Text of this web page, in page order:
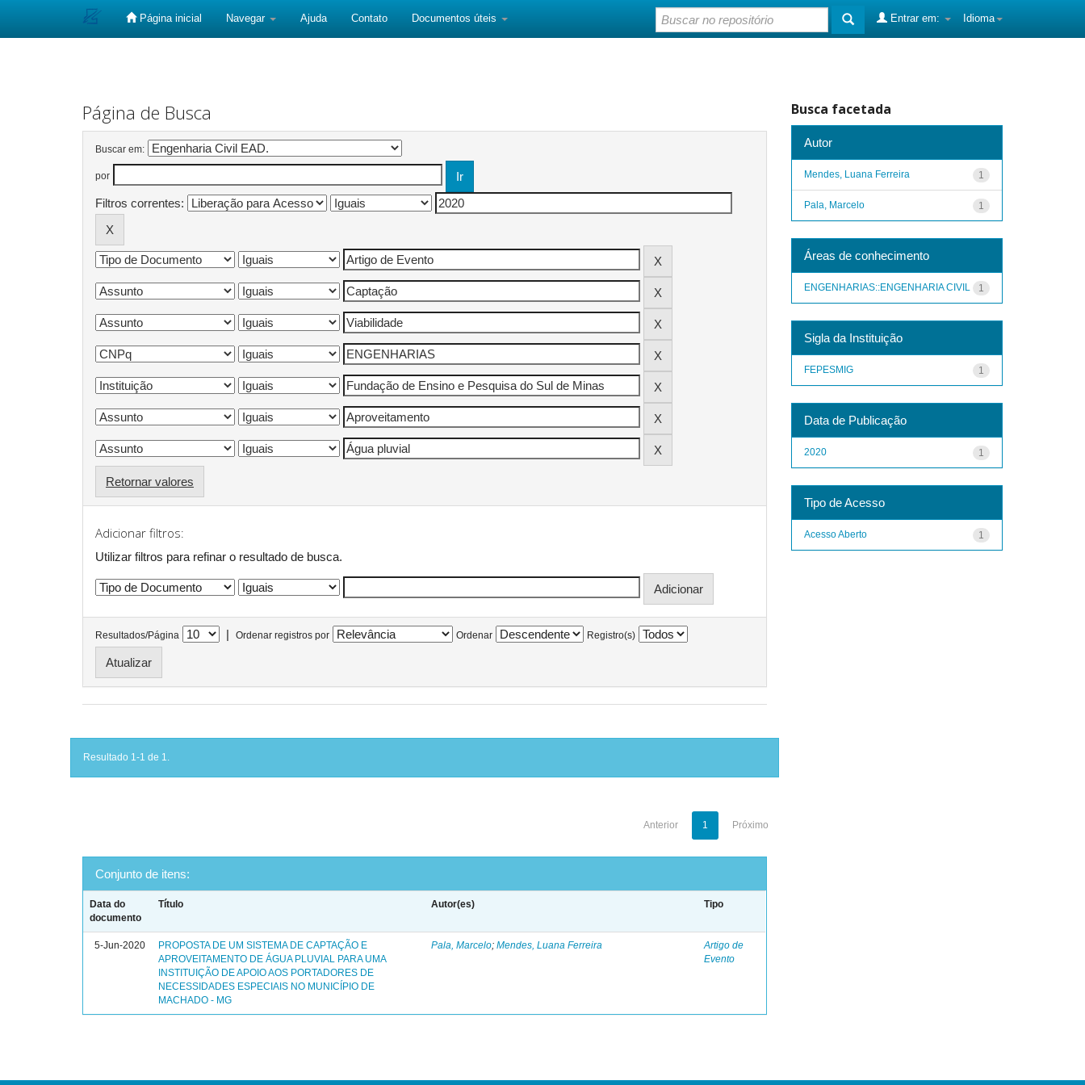
Página inicial Navegar Ajuda Contato Documentos úteis Idioma
Entrar em:
Página de Busca
Buscar em:
por
Filtros correntes:
Retornar valores
Adicionar filtros:
Utilizar filtros para refinar o resultado de busca.
Resultados/Página | Ordenar registros por Ordenar Registro(s)
Resultado 1-1 de 1.
Anterior 1 Próximo
Conjunto de itens:
Data do
documento
Título Autor(es) Tipo
5-Jun-2020
PROPOSTA DE UM SISTEMA DE CAPTAÇÃO E
APROVEITAMENTO DE ÁGUA PLUVIAL PARA UMA
INSTITUIÇÃO DE APOIO AOS PORTADORES DE
NECESSIDADES ESPECIAIS NO MUNICÍPIO DE
MACHADO - MG
Pala, Marcelo;Mendes, Luana Ferreira
Artigo de
Evento
Busca facetada
Autor
1
Mendes, Luana Ferreira
1
Pala, Marcelo
Áreas de conhecimento
1
ENGENHARIAS::ENGENHARIA CIVIL
Sigla da Instituição
1
FEPESMIG
Data de Publicação
1
2020
Tipo de Acesso
1
Acesso Aberto